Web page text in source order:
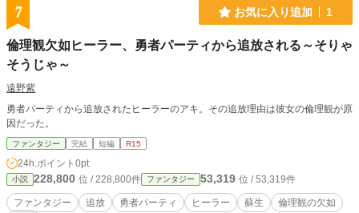
7 お気に入り追加 1
倫理観欠如ヒーラー、勇者パーティから追放される～そりゃ
そうじゃ～
遠野紫
勇者パーティから追放されたヒーラーのアキ。その追放理由は彼女の倫理観が原
因だった。
ファンタジー 完結 短編 R15
24h.ポイント 0pt
小説 228,800 位 / 228,800件 ファンタジー 53,319 位 / 53,319件
ファンタジー 追放 勇者パーティ ヒーラー 蘇生
倫理観の欠如